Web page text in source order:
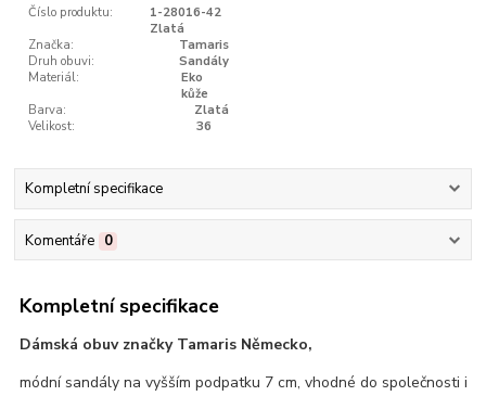
Číslo produktu:
1-28016-42
Zlatá
Značka:
Tamaris
Druh obuvi:
Sandály
Materiál:
Eko
kůže
Barva:
Zlatá
Velikost:
36
Kompletní specifikace
Komentáře 0
Kompletní specifikace
Dámská obuv značky Tamaris Německo,
módní sandály na vyšším podpatku 7 cm, vhodné do společnosti i